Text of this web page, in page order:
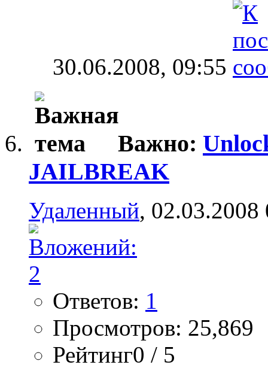
30.06.2008, 09:55
Важно:
JAILBREAK
Удаленный, 02.03.2008
Ответов: 1
Просмотров: 25,869
Рейтинг0 / 5